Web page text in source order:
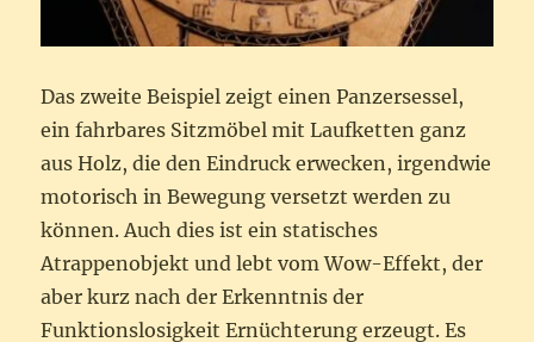
Das zweite Beispiel zeigt einen Panzersessel,
ein fahrbares Sitzmöbel mit Laufketten ganz
aus Holz, die den Eindruck erwecken, irgendwie
motorisch in Bewegung versetzt werden zu
können. Auch dies ist ein statisches
Atrappenobjekt und lebt vom Wow-Effekt, der
aber kurz nach der Erkenntnis der
Funktionslosigkeit Ernüchterung erzeugt. Es